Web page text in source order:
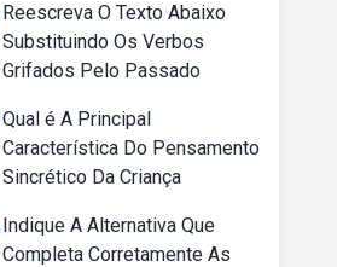
Reescreva O Texto Abaixo
Substituindo Os Verbos
Grifados Pelo Passado
Qual é A Principal
Característica Do Pensamento
Sincrético Da Criança
Indique A Alternativa Que
Completa Corretamente As